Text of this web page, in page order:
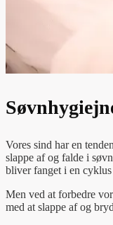
Vores sind har en
slappe af og falde i
bliver fanget i en
Men ved at forbedre
med at slappe af og